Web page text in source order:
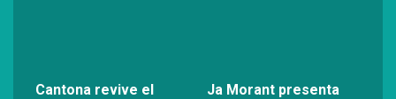
Cantona revive el Ja Morant presenta